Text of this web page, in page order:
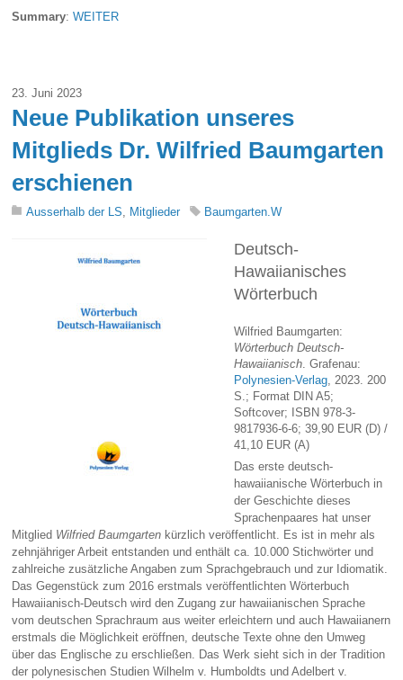
Summary:WEITER
23. Juni 2023
Neue Publikation unseres
Mitglieds Dr. Wilfried Baumgarten
erschienen
Ausserhalb der LS Mitglieder Baumgarten.W
Deutsch-
Hawaiianisches
Wörterbuch
Wilfried Baumgarten:
Wörterbuch Deutsch-
Hawaiianisch . Grafenau:
Polynesien-Verlag , 2023. 200
S.; Format DIN A5;
Softcover; ISBN 978-3-
9817936-6-6; 39,90 EUR (D) /
41,10 EUR (A)
Das erste deutsch-
hawaiianische Wörterbuch in
der Geschichte dieses
Sprachenpaares hat unser
Mitglied Wilfried Baumgarten kürzlich veröffentlicht. Es ist in mehr als
zehnjähriger Arbeit entstanden und enthält ca. 10.000 Stichwörter und
zahlreiche zusätzliche Angaben zum Sprachgebrauch und zur Idiomatik.
Das Gegenstück zum 2016 erstmals veröffentlichten Wörterbuch
Hawaiianisch-Deutsch wird den Zugang zur hawaiianischen Sprache
vom deutschen Sprachraum aus weiter erleichtern und auch Hawaiianern
erstmals die Möglichkeit eröffnen, deutsche Texte ohne den Umweg
über das Englische zu erschließen. Das Werk sieht sich in der Tradition
der polynesischen Studien Wilhelm v. Humboldts und Adelbert v.